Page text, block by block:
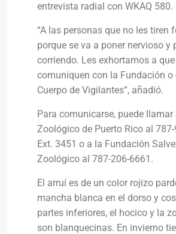
entrevista radial con WKAQ 580.
“A las personas que no les tiren
porque se va a poner nervioso y
corriendo. Les exhortamos a
comuniquen con la Fundación o
Cuerpo de Vigilantes”, añadió.
Para comunicarse, puede
Zoológico de Puerto Rico al
Ext. 3451 o a la Fundación
Zoológico al 787-206-6661.
El arruí es de un color rojizo
mancha blanca en el dorso y
partes inferiores, el hocico y la
son blanquecinas. En invierno